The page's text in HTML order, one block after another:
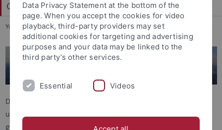
Geo- und Umweltnaturwissenschaften
You are here: Startseite ... Geo- und Umweltnaturwissenschaften
Geo- und
Umweltnaturwissenschaften /
Der Forschungsbereich Geo- und Umweltnaturwissenschaften
umfasst die Arbeitsgruppen der klassischen
geowissenschaftlichen Disziplinen und der
Data Privacy Statement at the bottom of the
page. When you accept the cookies for video
playback, third-party providers may set
additional cookies for targeting and advertising
purposes and your data may be linked to the
third party’s other services.
Essential Videos